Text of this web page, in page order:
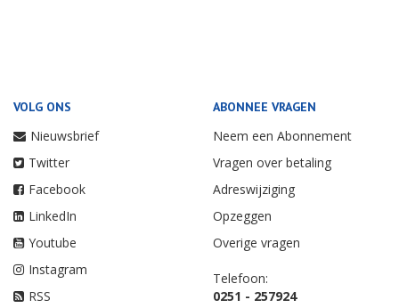
VOLG ONS
Nieuwsbrief
Twitter
Facebook
LinkedIn
Youtube
Instagram
RSS
ABONNEE VRAGEN
Neem een Abonnement
Vragen over betaling
Adreswijziging
Opzeggen
Overige vragen
Telefoon:
0251 - 257924